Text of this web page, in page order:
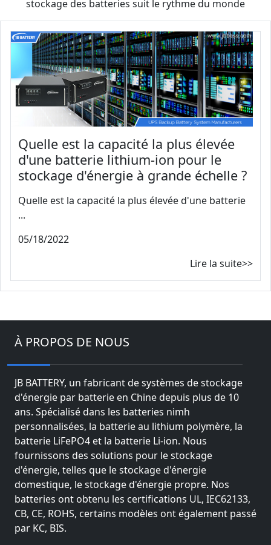
stockage des batteries suit le rythme du monde
Quelle est la capacité la plus élevée
d'une batterie lithium-ion pour le
stockage d'énergie à grande échelle ?
Quelle est la capacité la plus élevée d'une batterie
...
05/18/2022
Lire la suite>>
À PROPOS DE NOUS
JB BATTERY, un fabricant de systèmes de stockage
d'énergie par batterie en Chine depuis plus de 10
ans. Spécialisé dans les batteries nimh
personnalisées, la batterie au lithium polymère, la
batterie LiFePO4 et la batterie Li-ion. Nous
fournissons des solutions pour le stockage
d'énergie, telles que le stockage d'énergie
domestique, le stockage d'énergie propre. Nos
batteries ont obtenu les certifications UL, IEC62133,
CB, CE, ROHS, certains modèles ont également passé
par KC, BIS.